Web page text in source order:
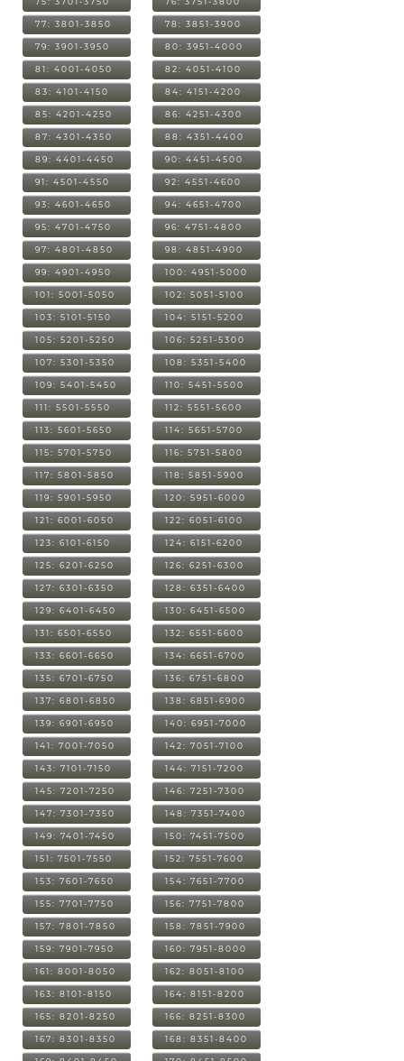
77: 3801-3850 78: 3851-3900
79: 3901-3950 80: 3951-4000
81: 4001-4050 82: 4051-4100
83: 4101-4150 84: 4151-4200
85: 4201-4250 86: 4251-4300
87: 4301-4350 88: 4351-4400
89: 4401-4450 90: 4451-4500
91: 4501-4550 92: 4551-4600
93: 4601-4650 94: 4651-4700
95: 4701-4750 96: 4751-4800
97: 4801-4850 98: 4851-4900
99: 4901-4950 100: 4951-5000
101: 5001-5050 102: 5051-5100
103: 5101-5150 104: 5151-5200
105: 5201-5250 106: 5251-5300
107: 5301-5350 108: 5351-5400
109: 5401-5450 110: 5451-5500
111: 5501-5550 112: 5551-5600
113: 5601-5650 114: 5651-5700
115: 5701-5750 116: 5751-5800
117: 5801-5850 118: 5851-5900
119: 5901-5950 120: 5951-6000
121: 6001-6050 122: 6051-6100
123: 6101-6150 124: 6151-6200
125: 6201-6250 126: 6251-6300
127: 6301-6350 128: 6351-6400
129: 6401-6450 130: 6451-6500
131: 6501-6550 132: 6551-6600
133: 6601-6650 134: 6651-6700
135: 6701-6750 136: 6751-6800
137: 6801-6850 138: 6851-6900
139: 6901-6950 140: 6951-7000
141: 7001-7050 142: 7051-7100
143: 7101-7150 144: 7151-7200
145: 7201-7250 146: 7251-7300
147: 7301-7350 148: 7351-7400
149: 7401-7450 150: 7451-7500
151: 7501-7550 152: 7551-7600
153: 7601-7650 154: 7651-7700
155: 7701-7750 156: 7751-7800
157: 7801-7850 158: 7851-7900
159: 7901-7950 160: 7951-8000
161: 8001-8050 162: 8051-8100
163: 8101-8150 164: 8151-8200
165: 8201-8250 166: 8251-8300
167: 8301-8350 168: 8351-8400